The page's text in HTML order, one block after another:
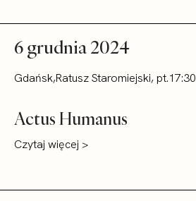
6 grudnia 2024
Gdańsk,Ratusz Staromiejski, pt.17:30
Actus Humanus
Czytaj więcej >